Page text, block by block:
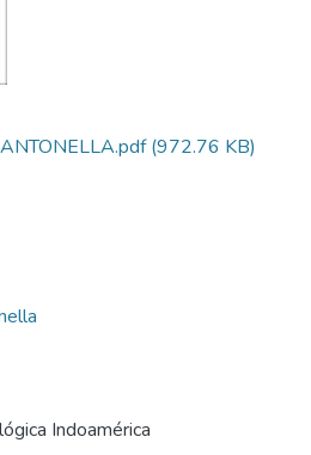
(972.76 KB)
Indoamérica